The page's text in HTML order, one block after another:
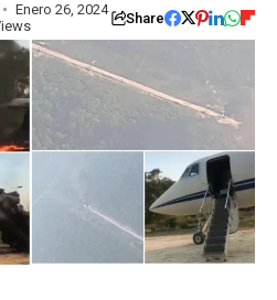
Enero 26, 2024
Share